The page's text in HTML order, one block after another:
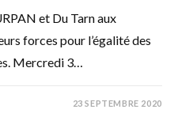
et Du Tarn aux
forces pour l’égalité des
Mercredi 3…
23 SEPTEMBRE 2020